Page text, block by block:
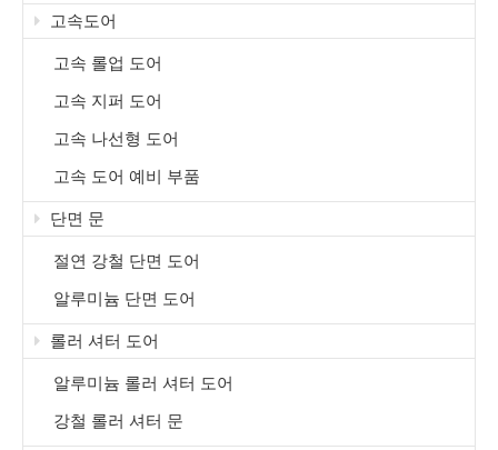
고속도어
고속 롤업 도어
고속 지퍼 도어
고속 나선형 도어
고속 도어 예비 부품
단면 문
절연 강철 단면 도어
알루미늄 단면 도어
롤러 셔터 도어
알루미늄 롤러 셔터 도어
강철 롤러 셔터 문